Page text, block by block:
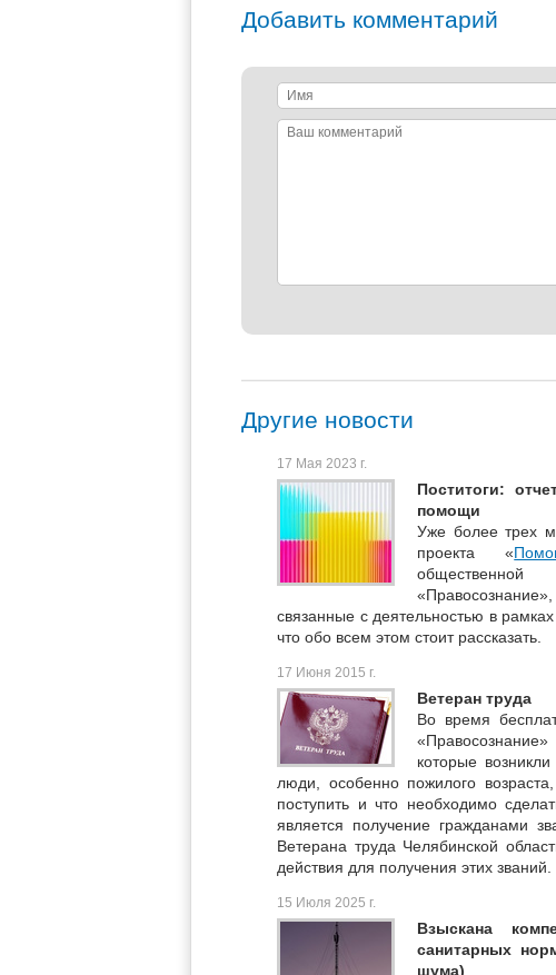
Добавить комментарий
Имя
Ваш
Другие новости
17 Мая 2023 г.
Поститоги:
помощи
Уже более трех
проекта «
связанные с деятельностью в
что обо всем этом стоит рассказать.
17 Июня 2015 г.
Ветеран труда
Во время
которые
люди, особенно пожилого
поступить и что необходимо
является получение гражданами
Ветерана труда Челябинской
действия для получения этих званий.
15 Июля 2025 г.
Взыскана
санитарных
шума)